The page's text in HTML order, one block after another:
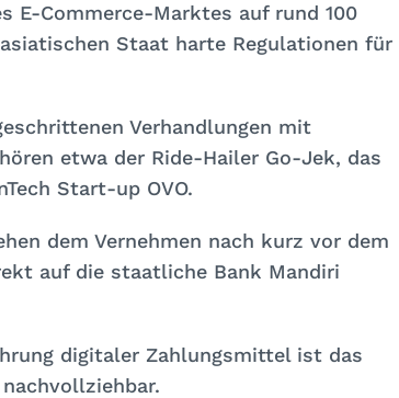
E-Commerce-Marktes auf rund 100
Staat harte Regulationen für
Verhandlungen mit
etwa der Ride-Hailer Go-Jek, das
Start-up OVO.
dem Vernehmen nach kurz vor dem
auf die staatliche Bank Mandiri
digitaler Zahlungsmittel ist das